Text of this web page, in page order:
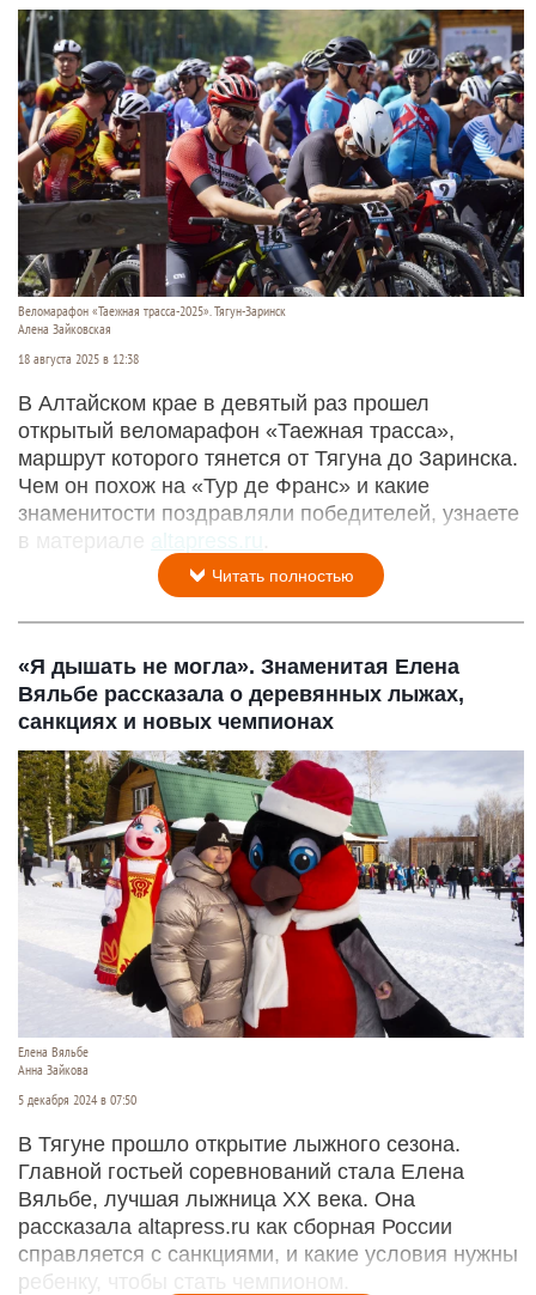
Веломарафон «Таежная трасса-2025». Тягун-Заринск
Алена Зайковская
18 августа 2025 в 12:38
В Алтайском крае в девятый раз прошел
открытый веломарафон «Таежная трасса»,
маршрут которого тянется от Тягуна до Заринска.
Чем он похож на «Тур де Франс» и какие
знаменитости поздравляли победителей, узнаете
в материале
altapress.ru
Читать полностью
«Я дышать не могла». Знаменитая Елена
Вяльбе рассказала о деревянных лыжах,
санкциях и новых чемпионах
Елена Вяльбе
Анна Зайкова
5 декабря 2024 в 07:50
В Тягуне прошло открытие лыжного сезона.
Главной гостьей соревнований стала Елена
Вяльбе, лучшая лыжница XX века. Она
рассказала altapress.ru как сборная России
справляется с санкциями, и какие условия нужны
ребенку, чтобы стать чемпионом.